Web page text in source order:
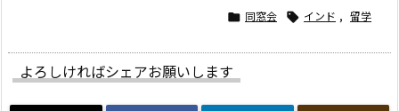
 同窓会  インド , 留学
よろしければシェアお願いします